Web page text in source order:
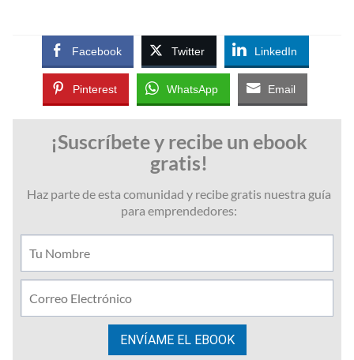
Facebook Twitter LinkedIn
Pinterest WhatsApp Email